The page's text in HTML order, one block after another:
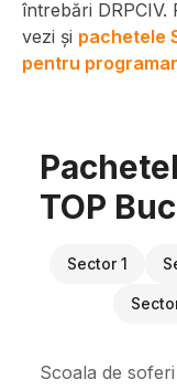
întrebări
vezi și pachetele
pentru
TOP
Sector 1
Scoala de